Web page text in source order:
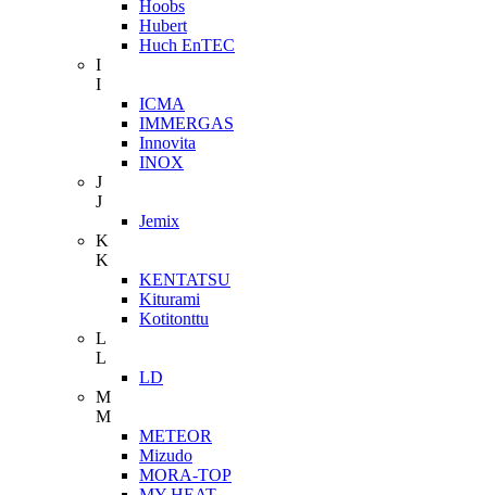
Hoobs
Hubert
Huch EnTEC
I
I
ICMA
IMMERGAS
Innovita
INOX
J
J
Jemix
K
K
KENTATSU
Kiturami
Kotitonttu
L
L
LD
M
M
METEOR
Mizudo
MORA-TOP